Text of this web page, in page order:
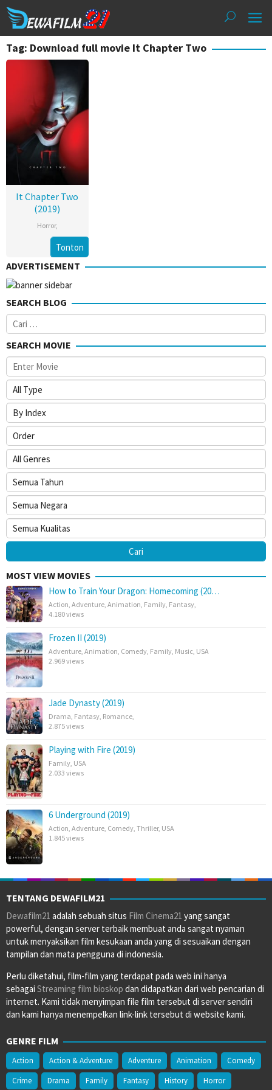
Loncat
ke
konten
Tag: Download full movie It Chapter Two
It Chapter Two
(2019)
Horror,
Tonton
ADVERTISEMENT
SEARCH BLOG
Cari
untuk:
SEARCH MOVIE
MOST VIEW MOVIES
How to Train Your Dragon: Homecoming (20…
Action, Adventure, Animation, Family, Fantasy,
4.180 views
Frozen II (2019)
Adventure, Animation, Comedy, Family, Music, USA
2.969 views
Jade Dynasty (2019)
Drama, Fantasy, Romance,
2.875 views
Playing with Fire (2019)
Family, USA
2.033 views
6 Underground (2019)
Action, Adventure, Comedy, Thriller, USA
1.845 views
TENTANG DEWAFILM21
Dewafilm21 adalah sebuah situs Film Cinema21 yang sangat
powerful, dengan server terbaik membuat anda sangat nyaman
untuk menyaksikan film kesukaan anda yang di sesuaikan dengan
tampilan dan mata pengguna di indonesia.
Perlu diketahui, film-film yang terdapat pada web ini hanya
sebagai Streaming film bioskop dan didapatkan dari web pencarian di
internet. Kami tidak menyimpan file film tersebut di server sendiri
dan kami hanya menempelkan link-link tersebut di website kami.
GENRE FILM
Action Action & Adventure Adventure Animation
Comedy
Crime
Drama Family Fantasy History Horror